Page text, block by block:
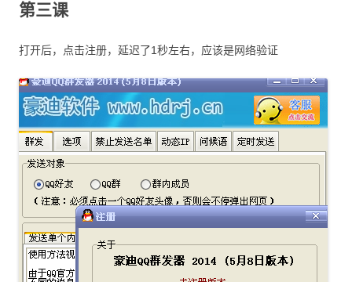
第三课
打开后，点击注册，延迟了1秒左右，应该是网络验证